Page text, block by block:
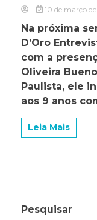
10 de março
Na próxima
D’Oro
com a
Oliveira
Paulista, ele
aos 9 anos
Leia Mais
Pesquisar